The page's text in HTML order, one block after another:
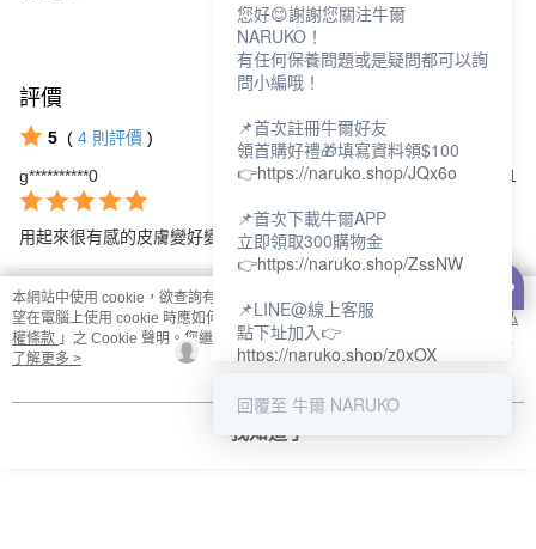
評價
5 ( 4 則評價 )
g**********0
2025/04/01
用起來很有感的皮膚變好變寶寶肌了
x630923
本分類熱銷全站排行
本網站中使用 cookie，欲查詢有關本網站使用 cookie 方式之詳情，及若您不希
望在電腦上使用 cookie 時應如何變更電腦的 cookie 設定，請參閱本網站「
隱私
權條款 」之 Cookie 聲明。您繼續使用本網站即表示您同意本公司得按本網站使
用條款之 Cookie 聲明使用 cookie。
了解更多 >
我知道了
您好😊謝謝您關注牛爾
NARUKO！
有任何保養問題或是疑問都可以詢
問小編哦！
📌首次註冊牛爾好友
領首購好禮🎁填寫資料領$100
👉https://naruko.shop/JQx6o
📌首次下載牛爾APP
立即領取300購物金
👉https://naruko.shop/ZssNW
📌LINE@線上客服
點下址加入👉
https://naruko.shop/z0xOX
📌電話客服：02-26581707
18:00
回覆至 牛爾 NARUKO